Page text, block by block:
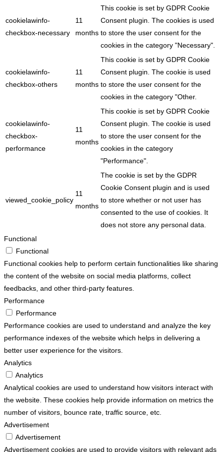
cookielawinfo-
checkbox-necessary
11
months
This cookie is set by GDPR Cookie
Consent plugin. The cookies is used
to store the user consent for the
cookies in the category "Necessary".
cookielawinfo-
checkbox-others
11
months
This cookie is set by GDPR Cookie
Consent plugin. The cookie is used
to store the user consent for the
cookies in the category "Other.
cookielawinfo-
checkbox-
performance
11
months
This cookie is set by GDPR Cookie
Consent plugin. The cookie is used
to store the user consent for the
cookies in the category
"Performance".
viewed_cookie_policy
11
months
The cookie is set by the GDPR
Cookie Consent plugin and is used
to store whether or not user has
consented to the use of cookies. It
does not store any personal data.
Functional
Functional
Functional cookies help to perform certain functionalities like sharing
the content of the website on social media platforms, collect
feedbacks, and other third-party features.
Performance
Performance
Performance cookies are used to understand and analyze the key
performance indexes of the website which helps in delivering a
better user experience for the visitors.
Analytics
Analytics
Analytical cookies are used to understand how visitors interact with
the website. These cookies help provide information on metrics the
number of visitors, bounce rate, traffic source, etc.
Advertisement
Advertisement
Advertisement cookies are used to provide visitors with relevant ads